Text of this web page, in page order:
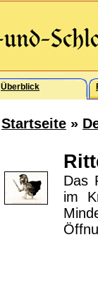
Überblick
Startseite »
Das
im